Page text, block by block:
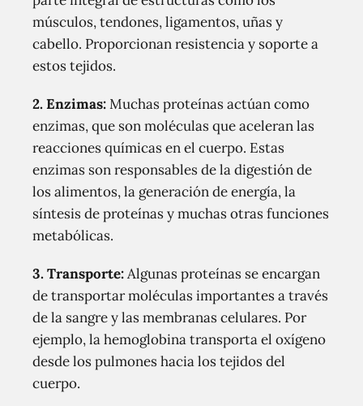
músculos, tendones, ligamentos, uñas y
cabello. Proporcionan resistencia y soporte a
estos tejidos.
2. Enzimas:Muchas proteínas actúan como
enzimas, que son moléculas que aceleran las
reacciones químicas en el cuerpo. Estas
enzimas son responsables de la digestión de
los alimentos, la generación de energía, la
síntesis de proteínas y muchas otras funciones
metabólicas.
3. Transporte:Algunas proteínas se encargan
de transportar moléculas importantes a través
de la sangre y las membranas celulares. Por
ejemplo, la hemoglobina transporta el oxígeno
desde los pulmones hacia los tejidos del
cuerpo.